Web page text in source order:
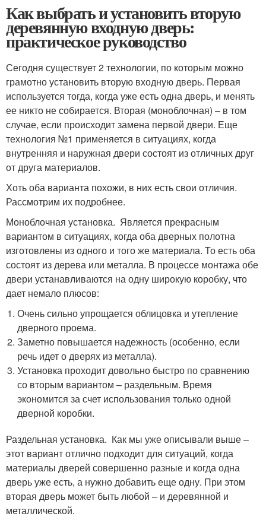
Как выбрать и установить вторую
деревянную входную дверь:
практическое руководство
Сегодня существует 2 технологии, по которым можно
грамотно установить вторую входную дверь. Первая
используется тогда, когда уже есть одна дверь, и менять
ее никто не собирается. Вторая (моноблочная) – в том
случае, если происходит замена первой двери. Еще
технология №1 применяется в ситуациях, когда
внутренняя и наружная двери состоят из отличных друг
от друга материалов.
Хоть оба варианта похожи, в них есть свои отличия.
Рассмотрим их подробнее.
Моноблочная установка. Является прекрасным
вариантом в ситуациях, когда оба дверных полотна
изготовлены из одного и того же материала. То есть оба
состоят из дерева или металла. В процессе монтажа обе
двери устанавливаются на одну широкую коробку, что
дает немало плюсов:
Очень сильно упрощается облицовка и утепление
дверного проема.
Заметно повышается надежность (особенно, если
речь идет о дверях из металла).
Установка проходит довольно быстро по сравнению
со вторым вариантом – раздельным. Время
экономится за счет использования только одной
дверной коробки.
Раздельная установка. Как мы уже описывали выше –
этот вариант отлично подходит для ситуаций, когда
материалы дверей совершенно разные и когда одна
дверь уже есть, а нужно добавить еще одну. При этом
вторая дверь может быть любой – и деревянной и
металлической.